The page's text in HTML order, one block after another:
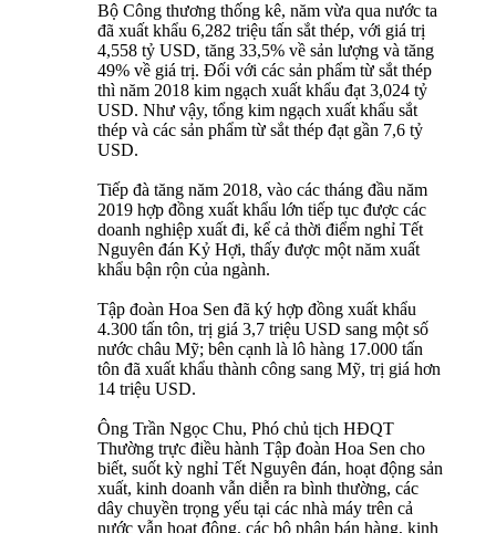
Bộ Công thương thống kê, năm vừa qua nước ta
đã xuất khẩu 6,282 triệu tấn sắt thép, với giá trị
4,558 tỷ USD, tăng 33,5% về sản lượng và tăng
49% về giá trị. Đối với các sản phẩm từ sắt thép
thì năm 2018 kim ngạch xuất khẩu đạt 3,024 tỷ
USD. Như vậy, tổng kim ngạch xuất khẩu sắt
thép và các sản phẩm từ sắt thép đạt gần 7,6 tỷ
USD.
Tiếp đà tăng năm 2018, vào các tháng đầu năm
2019 hợp đồng xuất khẩu lớn tiếp tục được các
doanh nghiệp xuất đi, kể cả thời điểm nghỉ Tết
Nguyên đán Kỷ Hợi, thấy được một năm xuất
khẩu bận rộn của ngành.
Tập đoàn Hoa Sen đã ký hợp đồng xuất khẩu
4.300 tấn tôn, trị giá 3,7 triệu USD sang một số
nước châu Mỹ; bên cạnh là lô hàng 17.000 tấn
tôn đã xuất khẩu thành công sang Mỹ, trị giá hơn
14 triệu USD.
Ông Trần Ngọc Chu, Phó chủ tịch HĐQT
Thường trực điều hành Tập đoàn Hoa Sen cho
biết, suốt kỳ nghỉ Tết Nguyên đán, hoạt động sản
xuất, kinh doanh vẫn diễn ra bình thường, các
dây chuyền trọng yếu tại các nhà máy trên cả
nước vẫn hoạt động, các bộ phận bán hàng, kinh